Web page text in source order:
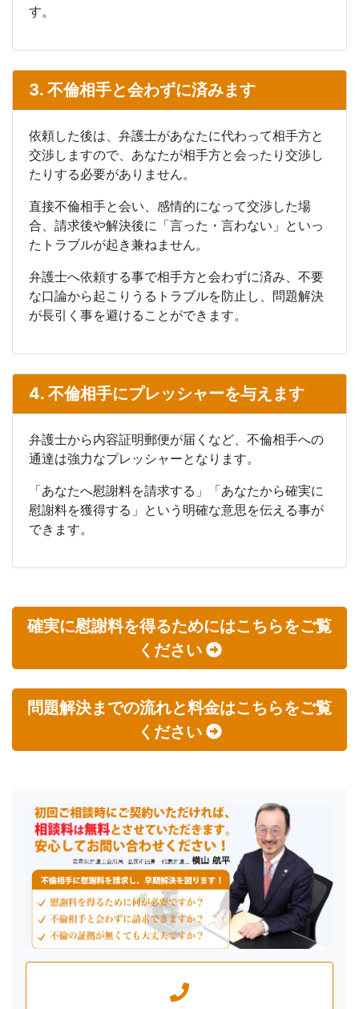
す。
3. 不倫相手と会わずに済みます
依頼した後は、弁護士があなたに代わって相手方と
交渉しますので、あなたが相手方と会ったり交渉し
たりする必要がありません。
直接不倫相手と会い、感情的になって交渉した場
合、請求後や解決後に「言った・言わない」といっ
たトラブルが起き兼ねません。
弁護士へ依頼する事で相手方と会わずに済み、不要
な口論から起こりうるトラブルを防止し、問題解決
が長引く事を避けることができます。
4. 不倫相手にプレッシャーを与えます
弁護士から内容証明郵便が届くなど、不倫相手への
通達は強力なプレッシャーとなります。
「あなたへ慰謝料を請求する」「あなたから確実に
慰謝料を獲得する」という明確な意思を伝える事が
できます。
確実に慰謝料を得るためにはこちらをご覧
ください
問題解決までの流れと料金はこちらをご覧
ください